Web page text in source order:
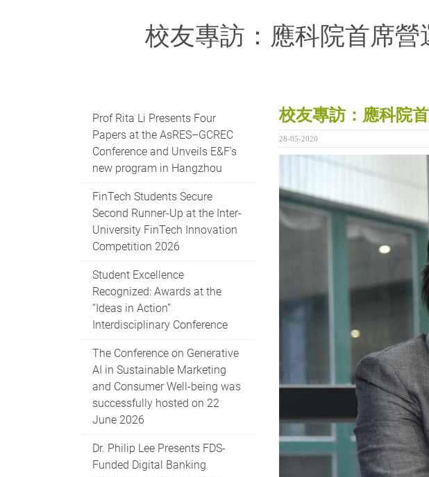
校友專訪：應科院首席
Prof Rita Li Presents Four
Papers at the AsRES–GCREC
Conference and Unveils E&F's
new program in Hangzhou
FinTech Students Secure
Second Runner-Up at the Inter-
University FinTech Innovation
Competition 2026
Student Excellence
Recognized: Awards at the
“Ideas in Action”
Interdisciplinary Conference
The Conference on Generative
AI in Sustainable Marketing
and Consumer Well-being was
successfully hosted on 22
June 2026
Dr. Philip Lee Presents FDS-
Funded Digital Banking
校友專訪：應科院
28-05-2020